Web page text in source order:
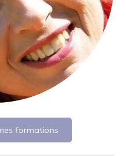
formations